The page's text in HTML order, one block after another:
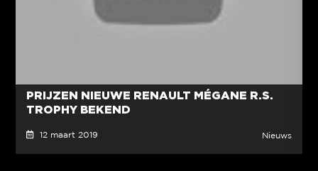
PRIJZEN NIEUWE RENAULT MÉGANE R.S.
TROPHY BEKEND
12 maart 2019 Nieuws